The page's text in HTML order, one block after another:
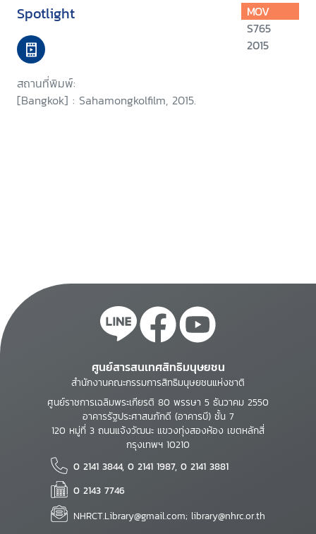
Spotlight
สถานที่พิมพ์:
[Bangkok] : Sahamongkolfilm, 2015.
MOV
S765
2015
ศูนย์สารสนเทศสิทธิมนุษยชน
สำนักงานคณะกรรมการสิทธิมนุษยชนแห่งชาติ
ศูนย์ราชการเฉลิมพระเกียรติ 80 พรรษา 5 ธันวาคม 2550
อาคารรัฐประศาสนภักดี (อาคารบี) ชั้น 7
120 หมู่ที่ 3 ถนนแจ้งวัฒนะ แขวงทุ่งสองห้อง เขตหลักสี่
กรุงเทพฯ 10210
0 2141 3844, 0 2141 1987, 0 2141 3881
0 2143 7746
NHRCT.Library@gmail.com; library@nhrc.or.th